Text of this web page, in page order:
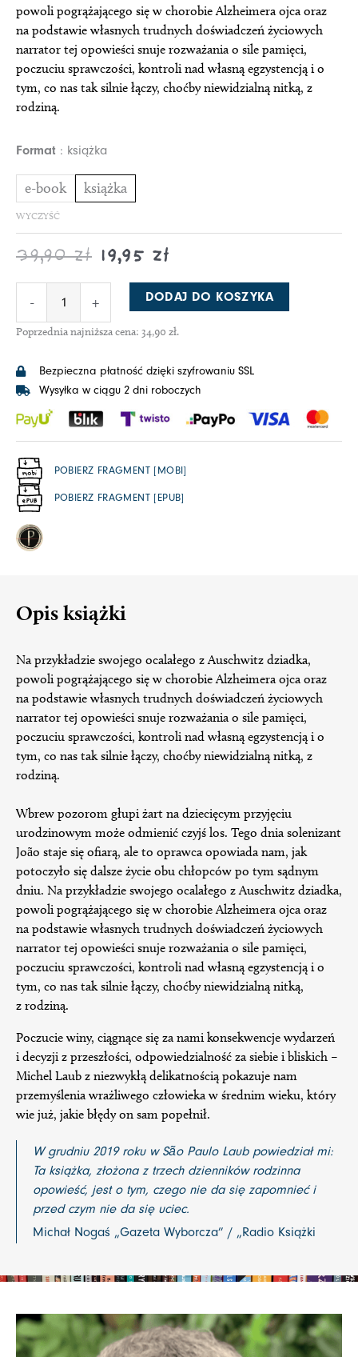
powoli pogrążającego się w chorobie Alzheimera ojca oraz
na podstawie własnych trudnych doświadczeń życiowych
narrator tej opowieści snuje rozważania o sile pamięci,
poczuciu sprawczości, kontroli nad własną egzystencją i o
tym, co nas tak silnie łączy, choćby niewidzialną nitką, z
rodziną.
Format książka
e-book książka
WYCZYŚĆ
39,90zł 19,95 zł
-
upadku
+ DODAJ DO KOSZYKA
Poprzednia najniższa cena: 34,90 zł.
Bezpieczna płatność dzięki szyfrowaniu SSL
Wysyłka w ciągu 2 dni roboczych
POBIERZ FRAGMENT [MOBI]
POBIERZ FRAGMENT [EPUB]
Opis książki
Na przykładzie swojego ocalałego z Auschwitz dziadka,
powoli pogrążającego się w chorobie Alzheimera ojca oraz
na podstawie własnych trudnych doświadczeń życiowych
narrator tej opowieści snuje rozważania o sile pamięci,
poczuciu sprawczości, kontroli nad własną egzystencją i o
tym, co nas tak silnie łączy, choćby niewidzialną nitką, z
rodziną.
Wbrew pozorom głupi żart na dziecięcym przyjęciu
urodzinowym może odmienić czyjś los. Tego dnia solenizant
João staje się ofiarą, ale to oprawca opowiada nam, jak
potoczyło się dalsze życie obu chłopców po tym sądnym
dniu. Na przykładzie swojego ocalałego z Auschwitz dziadka,
powoli pogrążającego się w chorobie Alzheimera ojca oraz
na podstawie własnych trudnych doświadczeń życiowych
narrator tej opowieści snuje rozważania o sile pamięci,
poczuciu sprawczości, kontroli nad własną egzystencją i o
tym, co nas tak silnie łączy, choćby niewidzialną nitką,
z rodziną.
Poczucie winy, ciągnące się za nami konsekwencje wydarzeń
i decyzji z przeszłości, odpowiedzialność za siebie i bliskich –
Michel Laub z niezwykłą delikatnością pokazuje nam
przemyślenia wrażliwego człowieka w średnim wieku, który
wie już, jakie błędy on sam popełnił.
W grudniu 2019 roku w São Paulo Laub powiedział mi:
Ta książka, złożona z trzech dzienników rodzinna
opowieść, jest o tym, czego nie da się zapomnieć i
przed czym nie da się uciec.
Michał Nogaś „Gazeta Wyborcza” / „Radio Książki